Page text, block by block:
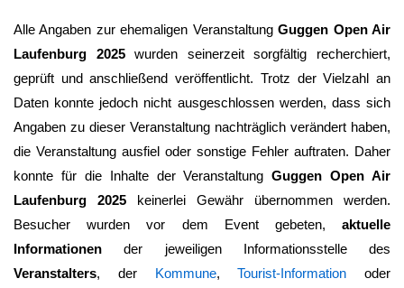
Alle Angaben zur ehemaligen VeranstaltungGuggen Open Air
Laufenburg 2025wurden seinerzeit sorgfältig recherchiert,
geprüft und anschließend veröffentlicht. Trotz der Vielzahl an
Daten konnte jedoch nicht ausgeschlossen werden, dass sich
Angaben zu dieser Veranstaltung nachträglich verändert haben,
die Veranstaltung ausfiel oder sonstige Fehler auftraten. Daher
konnte für die Inhalte der VeranstaltungGuggen Open Air
Laufenburg 2025 keinerlei Gewähr übernommen werden.
Besucher wurden vor dem Event gebeten, aktuelle
Informationen der jeweiligen Informationsstelle des
Veranstalters, der Kommune,Tourist-Information oder